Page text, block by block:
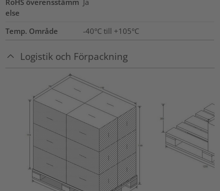
RoHS överensstämm
else
Ja
Temp. Område -40°C till +105°C
Logistik och Förpackning